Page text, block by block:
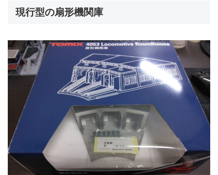
現行型の扇形機関庫